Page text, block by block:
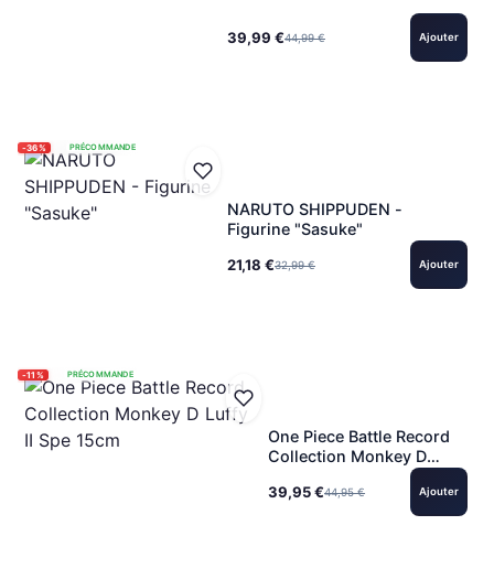
39,99 €44,99 € Ajouter
-36% PRÉCOMMANDE
NARUTO SHIPPUDEN -
Figurine "Sasuke"
21,18 €32,99 € Ajouter
-11% PRÉCOMMANDE
One Piece Battle Record
Collection Monkey D
39,95 €44,95 € Ajouter